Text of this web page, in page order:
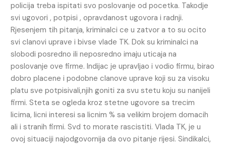
policija treba ispitati svo poslovanje od pocetka. Takodje
svi ugovori , potpisi , opravdanost ugovora i radnji.
Rjesenjem tih pitanja, kriminalci ce u zatvor a to su ocito
svi clanovi uprave i bivse vlade TK. Dok su kriminalci na
slobodi posredno ili neposredno imaju uticaja na
poslovanje ove firme. Indijac je upravljao i vodio firmu, birao
dobro placene i podobne clanove uprave koji su za visoku
platu sve potpisivali,njih goniti za svu stetu koju su nanijeli
firmi. Steta se ogleda kroz stetne ugovore sa trecim
licima, licni interesi sa licnim % sa velikim brojem domacih
ali i stranih firmi. Svd to morate rascistiti. Vlada TK, je u
ovoj situaciji najodgovornija da ovo pitanje rijesi. Sindikalci,